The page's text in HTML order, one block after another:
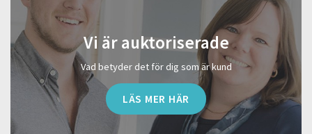
Vi är auktoriserade
Vad betyder det för dig som är kund
LÄS MER HÄR